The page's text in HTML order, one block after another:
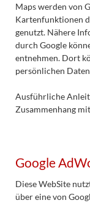
Maps werden von
Kartenfunktionen
genutzt. Nähere
durch Google
entnehmen. Dort
persönlichen
Ausführliche
Zusammenhang
Google
Diese WebSite
über eine von